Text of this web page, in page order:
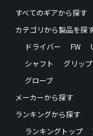
すべてのギアから探す
カテゴリから製品を探
ドライバー
FW
シャフト
グリップ
グローブ
メーカーから探す
ランキングから探す
ランキングトップ